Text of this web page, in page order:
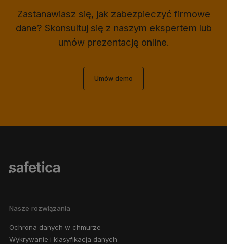
Zastanawiasz się, jak zabezpieczyć firmowe
dane? Skonsultuj się z naszym ekspertem lub
umów prezentację online.
Umów demo
Nasze rozwiązania
Ochrona danych w chmurze
Wykrywanie i klasyfikacja danych